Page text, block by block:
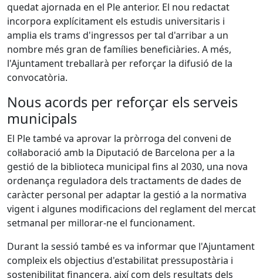
quedat ajornada en el Ple anterior. El nou redactat
incorpora explícitament els estudis universitaris i
amplia els trams d'ingressos per tal d'arribar a un
nombre més gran de famílies beneficiàries. A més,
l'Ajuntament treballarà per reforçar la difusió de la
convocatòria.
Nous acords per reforçar els serveis
municipals
El Ple també va aprovar la pròrroga del conveni de
col·laboració amb la Diputació de Barcelona per a la
gestió de la biblioteca municipal fins al 2030, una nova
ordenança reguladora dels tractaments de dades de
caràcter personal per adaptar la gestió a la normativa
vigent i algunes modificacions del reglament del mercat
setmanal per millorar-ne el funcionament.
Durant la sessió també es va informar que l'Ajuntament
compleix els objectius d'estabilitat pressupostària i
sostenibilitat financera, així com dels resultats dels